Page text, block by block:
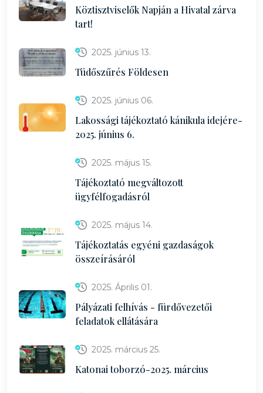
Köztisztviselők Napján a Hivatal zárva
tart!
2025. június 13.
Tüdőszűrés Földesen
2025. június 06.
Lakossági tájékoztató kánikula idejére-
2025. június 6.
2025. május 15.
Tájékoztató megváltozott
ügyfélfogadásról
2025. május 14.
Tájékoztatás egyéni gazdaságok
összeírásáról
2025. Április 01.
Pályázati felhívás - fürdővezetői
feladatok ellátására
2025. március 25.
Katonai toborzó-2025. március